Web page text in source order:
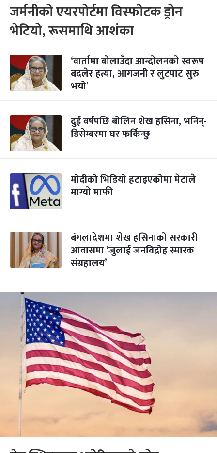
जर्मनीको एयरपोर्टमा विस्फोटक ड्रोन
भेटियो, रूसमाथि आशंका
‘वार्तामा बोलाउँदा आन्दोलनको स्वरूप
बदलेर हत्या, आगजनी र लुटपाट सुरु
भयो’
दुई वर्षपछि बोलिन शेख हसिना, भनिन्-
डिसेम्बरमा घर फर्किन्छु
मोदीको भिडियो हटाइएकोमा मेटाले
माग्यो माफी
बंगलादेशमा शेख हसिनाको सरकारी
आवासमा ‘जुलाई जनविद्रोह स्मारक
संग्रहालय’